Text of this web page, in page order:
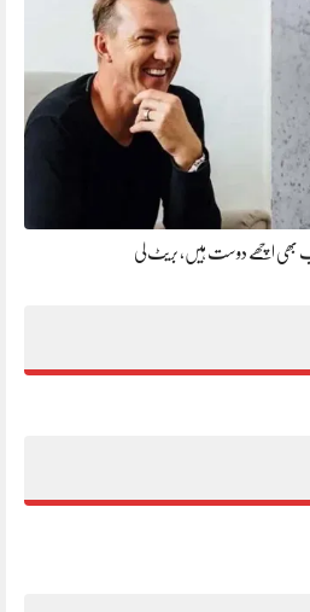
اب بھی اچھے دوست ہیں، بریٹ لی